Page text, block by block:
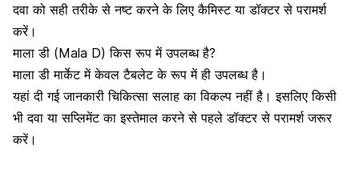
दवा को सही तरीके से नष्ट करने के लिए कैमिस्ट या डॉक्टर से परामर्श
करें।
माला डी (Mala D) किस रूप में उपलब्ध है?
माला डी मार्केट में केवल टैबलेट के रूप में ही उपलब्ध है।
यहां दी गई जानकारी चिकित्सा सलाह का विकल्प नहीं है। इसलिए किसी
भी दवा या सप्लिमेंट का इस्तेमाल करने से पहले डॉक्टर से परामर्श जरूर
करें।